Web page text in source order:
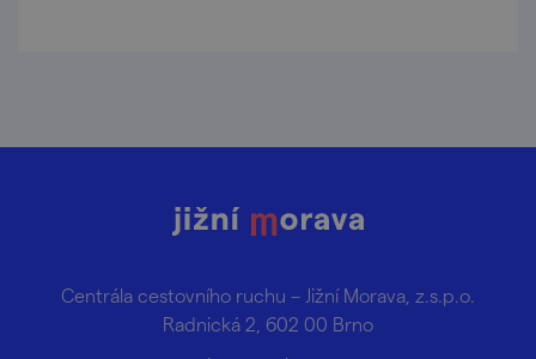
Centrála cestovního ruchu – Jižní Morava, z.s.p.o.
Radnická 2, 602 00 Brno